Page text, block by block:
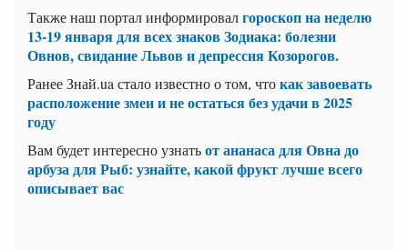
Также наш портал информировалгороскоп на неделю
13-19 января для всех знаков Зодиака: болезни
Овнов, свидание Львов и депрессия Козорогов.
Ранее Знай.ua стало известно о том, чтокак завоевать
расположение змеи и не остаться без удачи в 2025
году
Вам будет интересно узнатьот ананаса для Овна до
арбуза для Рыб: узнайте, какой фрукт лучше всего
описывает вас